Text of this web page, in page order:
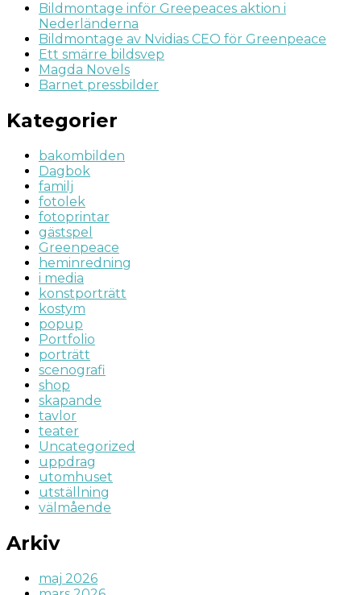
Bildmontage inför Greepeaces aktion i
Nederländerna
Bildmontage av Nvidias CEO för Greenpeace
Ett smärre bildsvep
Magda Novels
Barnet pressbilder
Kategorier
bakombilden
Dagbok
familj
fotolek
fotoprintar
gästspel
Greenpeace
heminredning
i media
konstporträtt
kostym
popup
Portfolio
porträtt
scenografi
shop
skapande
tavlor
teater
Uncategorized
uppdrag
utomhuset
utställning
välmående
Arkiv
maj 2026